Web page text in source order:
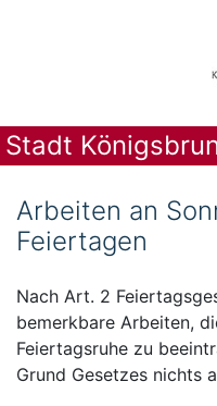
Stadt
Arbeiten an
Feiertagen
Nach Art. 2
bemerkbare Arbeiten,
Feiertagsruhe zu
Grund Gesetzes nichts